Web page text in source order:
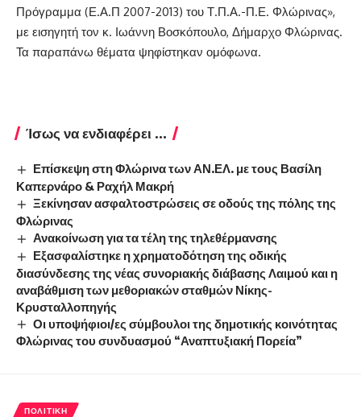
Πρόγραμμα (Ε.Α.Π 2007-2013) του Τ.Π.Α.-Π.Ε. Φλώρινας»,
με εισηγητή τον κ. Ιωάννη Βοσκόπουλο, Δήμαρχο Φλώρινας.
Τα παραπάνω θέματα ψηφίστηκαν ομόφωνα.
Ίσως να ενδιαφέρει ...
Επίσκεψη στη Φλώρινα των ΑΝ.ΕΛ. με τους Βασίλη
Καπερνάρο & Ραχήλ Μακρή
Ξεκίνησαν ασφαλτοστρώσεις σε οδούς της πόλης της
Φλώρινας
Ανακοίνωση για τα τέλη της τηλεθέρμανσης
Εξασφαλίστηκε η χρηματοδότηση της οδικής
διασύνδεσης της νέας συνοριακής διάβασης Λαιμού και η
αναβάθμιση των μεθοριακών σταθμών Νίκης-
Κρυσταλλοπηγής
Οι υποψήφιοι/ες σύμβουλοι της δημοτικής κοινότητας
Φλώρινας του συνδυασμού “Αναπτυξιακή Πορεία”
ΠΟΛΙΤΙΚΉ